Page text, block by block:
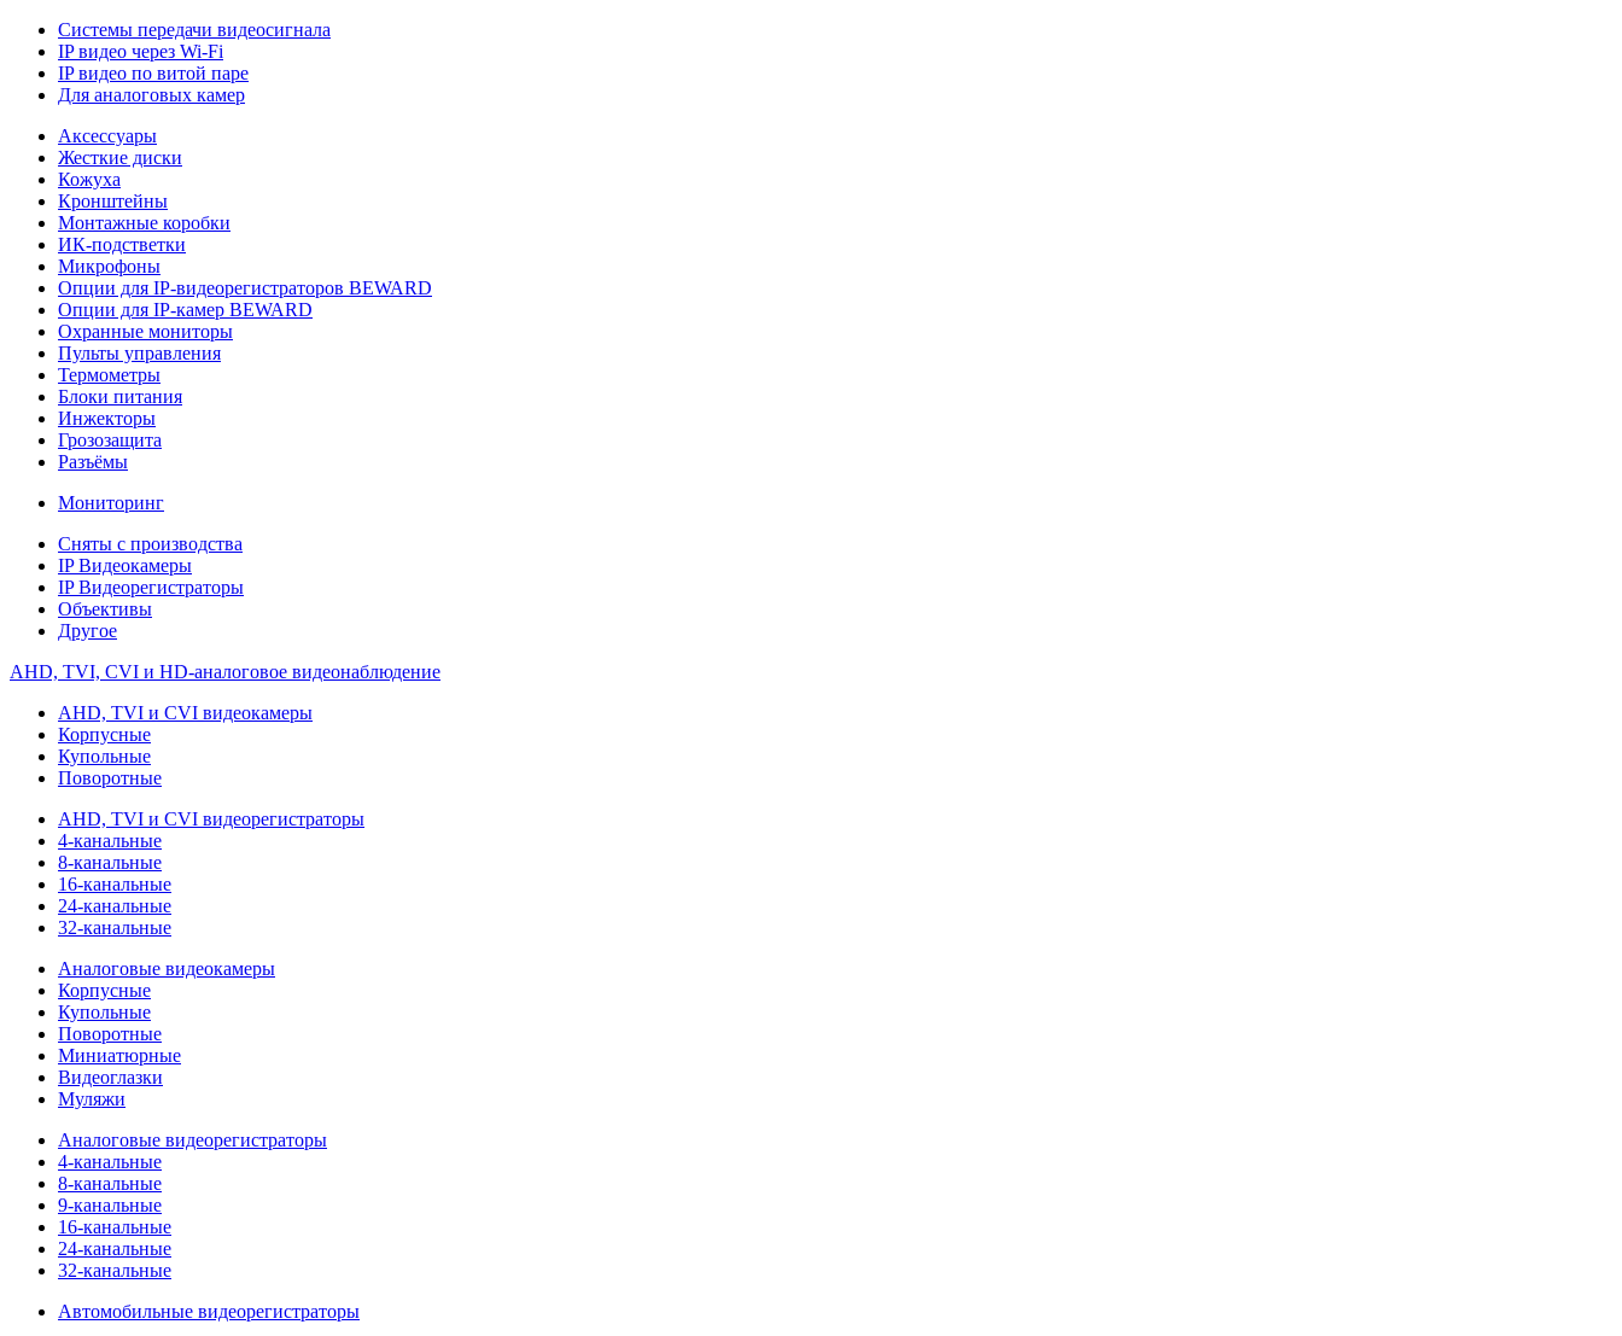
Системы передачи видеосигнала
IP видео через Wi-Fi
IP видео по витой паре
Для аналоговых камер
Аксессуары
Жесткие диски
Кожуха
Кронштейны
Монтажные коробки
ИК-подстветки
Микрофоны
Опции для IP-видеорегистраторов BEWARD
Опции для IP-камер BEWARD
Охранные мониторы
Пульты управления
Термометры
Блоки питания
Инжекторы
Грозозащита
Разъёмы
Мониторинг
Сняты с производства
IP Видеокамеры
IP Видеорегистраторы
Объективы
Другое
AHD, TVI, CVI и HD-аналоговое видеонаблюдение
AHD, TVI и CVI видеокамеры
Корпусные
Купольные
Поворотные
AHD, TVI и CVI видеорегистраторы
4-канальные
8-канальные
16-канальные
24-канальные
32-канальные
Аналоговые видеокамеры
Корпусные
Купольные
Поворотные
Миниатюрные
Видеоглазки
Муляжи
Аналоговые видеорегистраторы
4-канальные
8-канальные
9-канальные
16-канальные
24-канальные
32-канальные
Автомобильные видеорегистраторы